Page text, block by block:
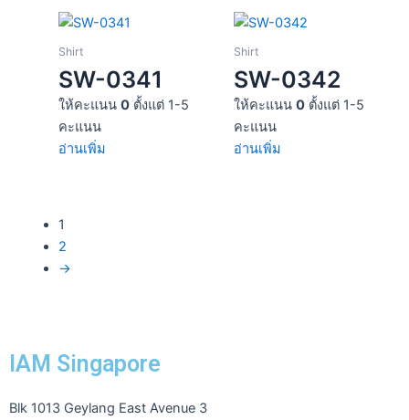
Shirt
SW-0341
ให้คะแนน 0ตั้งแต่ 1-5
คะแนน
อ่านเพิ่ม
Shirt
SW-0342
ให้คะแนน 0ตั้งแต่ 1-5
คะแนน
อ่านเพิ่ม
1
2
→
IAM Singapore
Blk 1013 Geylang East Avenue 3